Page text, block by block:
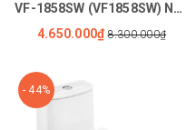
VF-1858SW (VF1858SW) Nắp
Rửa Cơ M4A839 Cozy
4.650.000₫ 8.300.000₫
- 44%